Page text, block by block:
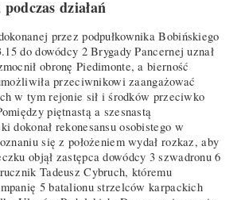
działań
przez podpułkownika Bobińskiego
do dowódcy 2 Brygady Pancernej uznał
obronę Piedimonte, a bierność
przeciwnikowi zaangażować
w tym rejonie sił i środków przeciwko
piętnastą a szesnastą
dokonał rekonesansu osobistego w
się z położeniem wydał rozkaz, aby
objął zastępca dowódcy 3 szwadronu 6
Tadeusz Cybruch, któremu
5 batalionu strzelców karpackich